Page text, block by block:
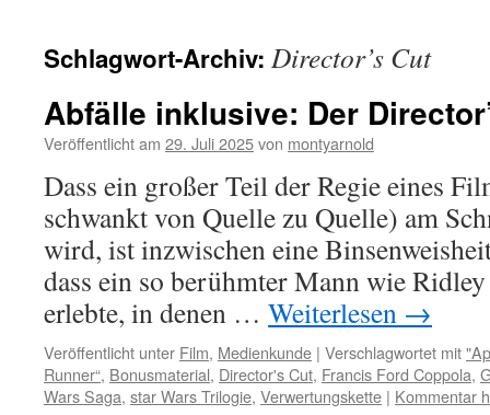
Schlagwort-Archiv: Director’s Cut
Abfälle inklusive: Der
Veröffentlicht am 29. Juli 2025von montyarnold
Dass ein großer Teil der Regie eines
schwankt von Quelle zu Quelle) am
wird, ist inzwischen eine
dass ein so berühmter Mann wie
erlebte, in denen … Weiterlesen →
Veröffentlicht unter Film, Medienkunde | Verschlagwortet mit
Runner“, Bonusmaterial, Director's Cut, Francis Ford Coppola,
Wars Saga, star Wars Trilogie, Verwertungskette | Kommentar